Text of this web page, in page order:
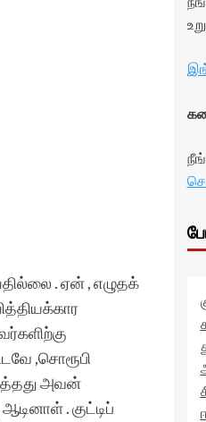
. ஏன் , எழுதக்
,சொரூபி
அவன்
. குட்டிப்